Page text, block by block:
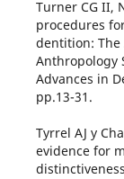
Turner CG II,
procedures
dentition: The
Anthropology
Advances in
pp.13-31.
Tyrrel AJ y
evidence for